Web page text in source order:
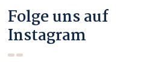
Folge uns auf
Instagram